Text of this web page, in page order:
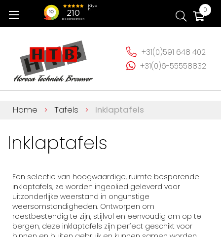
naar
0
+31(0)591 648 402
+31(0)6-55558832
Home Tafels Inklaptafels
Inklaptafels
Een selectie van hoogwaardige, ruimte besparende
inklaptafels, ze worden ingeolied geleverd voor
uitzonderlijke weerstand in ongunstige
weersomstandigheden. Ontworpen om
roestbestendig te zijn, stijlvol en eenvoudig om op te
bergen, deze inklaptafels zijn perfect geschikt voor